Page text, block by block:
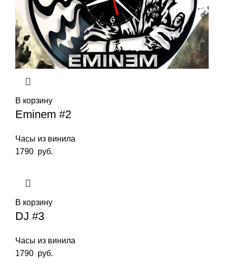
В корзину
Eminem #2
Часы из винила
1790 руб.
В корзину
DJ #3
Часы из винила
1790 руб.